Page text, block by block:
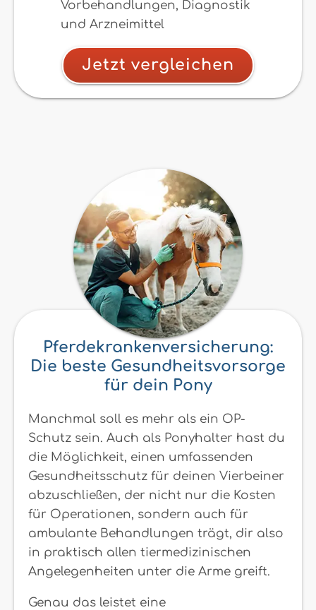
Vorbehandlungen, Diagnostik
und Arzneimittel
Jetzt vergleichen
Pferdekrankenversicherung:
Die beste Gesundheitsvorsorge
für dein Pony
Manchmal soll es mehr als ein OP-
Schutz sein. Auch als Ponyhalter hast du
die Möglichkeit, einen umfassenden
Gesundheitsschutz für deinen Vierbeiner
abzuschließen, der nicht nur die Kosten
für Operationen, sondern auch für
ambulante Behandlungen trägt, dir also
in praktisch allen tiermedizinischen
Angelegenheiten unter die Arme greift.
Genau das leistet eine